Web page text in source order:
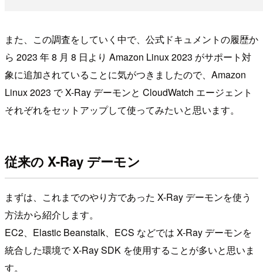
また、この調査をしていく中で、公式ドキュメントの履歴か
ら 2023 年 8 月 8 日より Amazon Linux 2023 がサポート対
象に追加されていることに気がつきましたので、Amazon
Linux 2023 で X-Ray デーモンと CloudWatch エージェント
それぞれをセットアップして使ってみたいと思います。
従来の X-Ray デーモン
まずは、これまでのやり方であった X-Ray デーモンを使う
方法から紹介します。
EC2、Elastic Beanstalk、ECS などでは X-Ray デーモンを
統合した環境で X-Ray SDK を使用することが多いと思いま
す。